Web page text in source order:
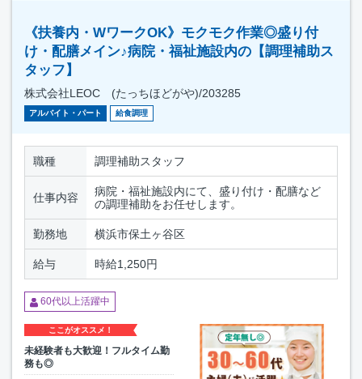
《扶養内・WワークOK》モクモク作業◎盛り付
け・配膳メイン♪病院・福祉施設内の【調理補助ス
タッフ】
株式会社LEOC (たっちほどがや)/203285
アルバイト・パート 給食調理
職種 調理補助スタッフ
仕事内容
病院・福祉施設内にて、盛り付け・配膳など
の調理補助をお任せします。
勤務地 横浜市保土ヶ谷区
給与 時給1,250円
60代以上活躍中
ここがオススメ！
未経験者も大歓迎！フルタイム勤
務も◎